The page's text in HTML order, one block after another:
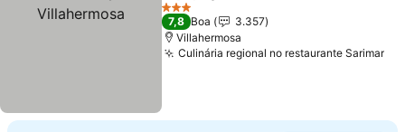
3 Estrelas
7,8 Boa
3.357
Villahermosa
Culinária regional no restaurante Sarimar